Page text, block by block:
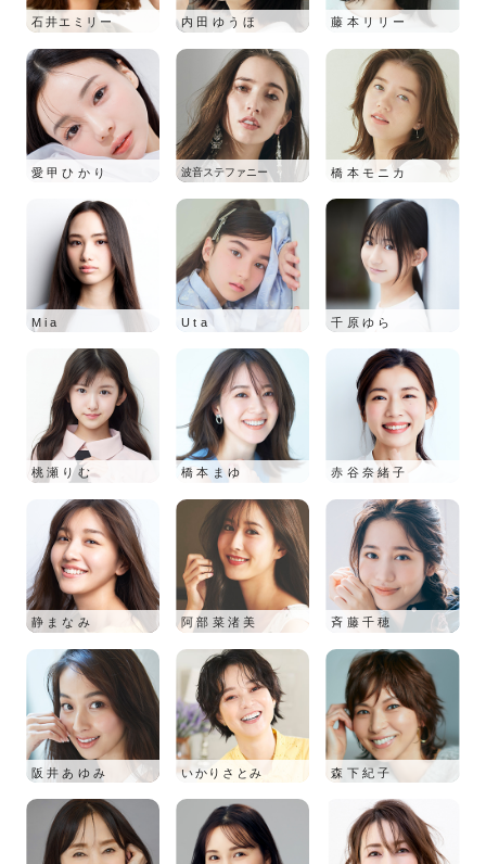
石井エミリー 内田ゆうほ 藤本リリー
愛甲ひかり 波音ステファニー 橋本モニカ
Mia Uta 千原ゆら
桃瀬りむ 橋本まゆ 赤谷奈緒子
静まなみ 阿部菜渚美 斉藤千穂
阪井あゆみ いかりさとみ 森下紀子